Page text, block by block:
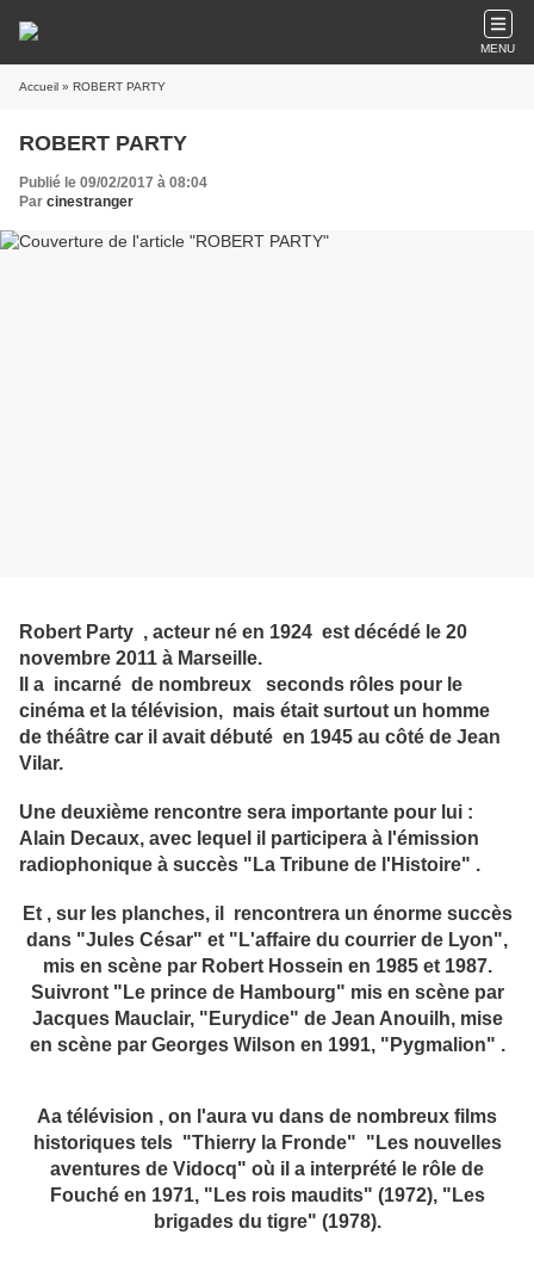
MENU
Accueil » ROBERT PARTY
ROBERT PARTY
Publié le 09/02/2017 à 08:04
Par cinestranger
Robert Party , acteur né en 1924 est décédé le 20
novembre 2011 à Marseille.
Il a incarné de nombreux seconds rôles pour le
cinéma et la télévision, mais était surtout un homme
de théâtre car il avait débuté en 1945 au côté de Jean
Vilar.
Une deuxième rencontre sera importante pour lui :
Alain Decaux, avec lequel il participera à l 'émission
radiophonique à succès "La Tribune de l'Histoire" .
Et , sur les planches, il rencontrera un énorme succès
dans "Jules César" et "L'affaire du courrier de Lyon",
mis en scène par Robert Hossein en 1985 et 1987.
Suivront "Le prince de Hambourg" mis en scène par
Jacques Mauclair, "Eurydice" de Jean Anouilh, mise
en scène par Georges Wilson en 1991, "Pygmalion" .
Aa télévision , on l'aura vu dans de nombreux films
historiques tels "Thierry la Fronde" "Les nouvelles
aventures de Vidocq" où il a interprété le rôle de
Fouché en 1971, "Les rois maudits" (1972), "Les
brigades du tigre" (1978).